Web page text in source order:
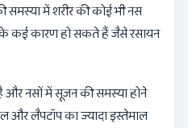
समस्या में शरीर की कोई भी नस
के कई कारण हो सकते हैं जैसे रसायन
और नसों में सूजन की समस्या होने
और लैपटॉप का ज्यादा इस्तेमाल